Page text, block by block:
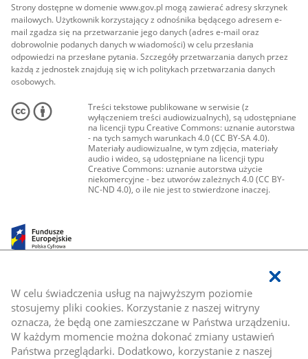
W celu świadczenia usług na najwyższym poziomie
stosujemy pliki cookies. Korzystanie z naszej witryny
oznacza, że będą one zamieszczane w Państwa urządzeniu.
W każdym momencie można dokonać zmiany ustawień
Państwa przeglądarki. Dodatkowo, korzystanie z naszej
Strony dostępne w domenie www.gov.pl mogą zawierać adresy skrzynek
mailowych. Użytkownik korzystający z odnośnika będącego adresem e-
mail zgadza się na przetwarzanie jego danych (adres e-mail oraz
dobrowolnie podanych danych w wiadomości) w celu przesłania
odpowiedzi na przesłane pytania. Szczegóły przetwarzania danych przez
każdą z jednostek znajdują się w ich politykach przetwarzania danych
osobowych.
Treści tekstowe publikowane w serwisie (z
wyłączeniem treści audiowizualnych), są udostępniane
na licencji typu Creative Commons: uznanie autorstwa
- na tych samych warunkach 4.0 (CC BY-SA 4.0).
Materiały audiowizualne, w tym zdjęcia, materiały
audio i wideo, są udostępniane na licencji typu
Creative Commons: uznanie autorstwa użycie
niekomercyjne - bez utworów zależnych 4.0 (CC BY-
NC-ND 4.0), o ile nie jest to stwierdzone inaczej.